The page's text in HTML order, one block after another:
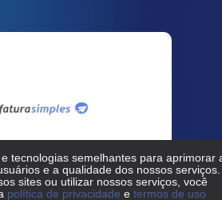
Fatura Simples